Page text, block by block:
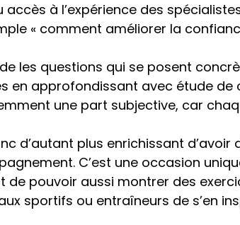
accès à l’expérience des
« comment améliorer la
les questions qui se posent
en approfondissant avec étude de
une part subjective, car
d’autant plus enrichissant
C’est une occasion
de pouvoir aussi montrer des
sportifs ou entraîneurs de s’en